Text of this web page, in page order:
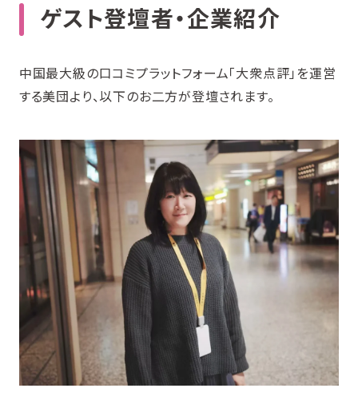
ゲスト登壇者・企業紹介
中国最大級の口コミプラットフォーム「大衆点評」を運営
する美団より、以下のお二方が登壇されます。